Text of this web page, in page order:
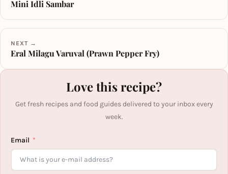
Mini Idli Sambar
NEXT →
Eral Milagu Varuval (Prawn Pepper Fry)
Love this recipe?
Get fresh recipes and food guides delivered to your inbox every
week.
Email